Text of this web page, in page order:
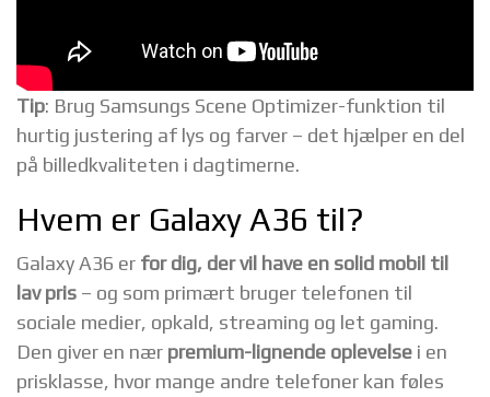
Tip: Brug Samsungs Scene Optimizer-funktion til
hurtig justering af lys og farver – det hjælper en del
på billedkvaliteten i dagtimerne.
Hvem er Galaxy A36 til?
Galaxy A36 er for dig, der vil have en solid mobil til
lav pris – og som primært bruger telefonen til
sociale medier, opkald, streaming og let gaming.
Den giver en nær premium-lignende oplevelse i en
prisklasse, hvor mange andre telefoner kan føles